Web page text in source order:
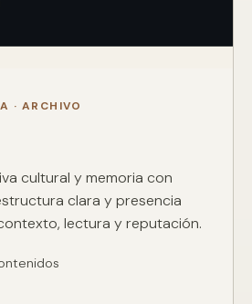
· ARCHIVO
cultural y memoria con
clara y presencia
lectura y reputación.